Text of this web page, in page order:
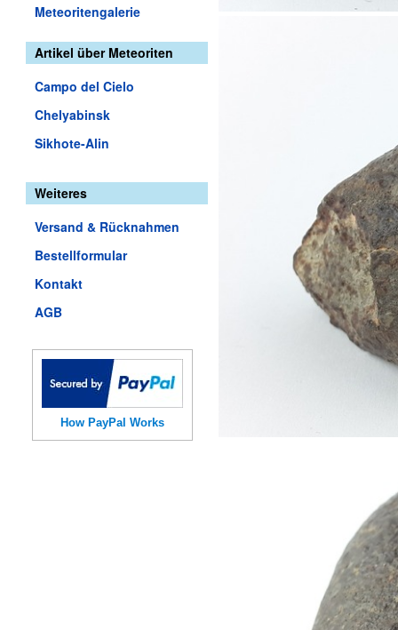
Meteoritengalerie
Artikel über Meteoriten
Campo del Cielo
Chelyabinsk
Sikhote-Alin
Weiteres
Versand & Rücknahmen
Bestellformular
Kontakt
AGB
How PayPal Works